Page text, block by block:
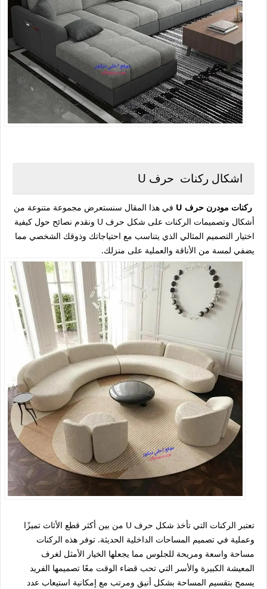
اشكال ركنات حرف U
ركنات مودرن حرف U
في هذا المقال سنستعرض مجموعة متنوعة من
أشكال وتصميمات الركنات على شكل حرف U ونقدم نصائح حول كيفية
اختيار التصميم المثالي الذي يتناسب مع احتياجاتك وذوقك الشخصي مما
يضفي لمسة من الأناقة والعملية على منزلك.
تعتبر الركنات التي تأخذ شكل حرف U من بين أكثر قطع الأثاث تميزًا
وعملية في تصميم المساحات الداخلية الحديثة. توفر هذه الركنات
مساحة واسعة ومريحة للجلوس مما يجعلها الخيار الأمثل لغرف
المعيشة الكبيرة والأسر التي تحب قضاء الوقت معًا تصميمها الفريد
يسمح بتقسيم المساحة بشكل أنيق ومرتب مع إمكانية استيعاب عدد